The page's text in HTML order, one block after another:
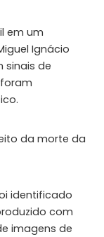
em um
Ignácio
sinais de
da morte da
identificado
com
imagens de